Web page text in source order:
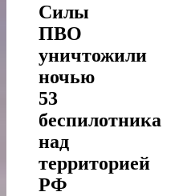
Силы
ПВО
уничтожили
ночью
53
беспилотника
над
территорией
РФ